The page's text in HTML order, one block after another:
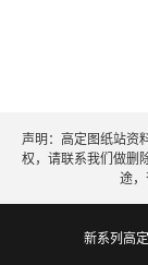
声明：高定图纸站资
权，请联系我们做删
途
新系列高